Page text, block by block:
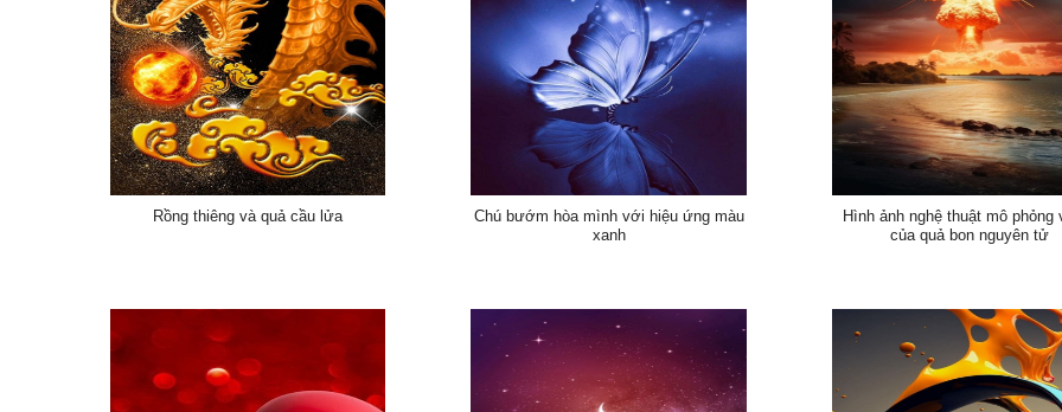
Rồng thiêng và quả cầu lửa
Chú bướm hòa mình với hiệu ứng màu
xanh
Hình ảnh nghệ thuật mô phỏng
của quả bon nguyên tử